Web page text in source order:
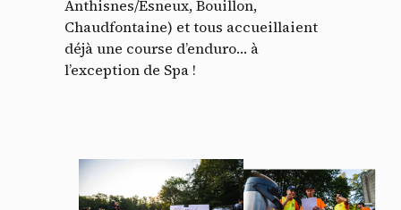
Anthisnes/Esneux, Bouillon,
Chaudfontaine) et tous accueillaient
déjà une course d’enduro… à
l’exception de Spa !